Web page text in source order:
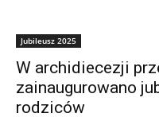
Jubileusz 2025
W archidiecezji
zainaugurowano
rodziców